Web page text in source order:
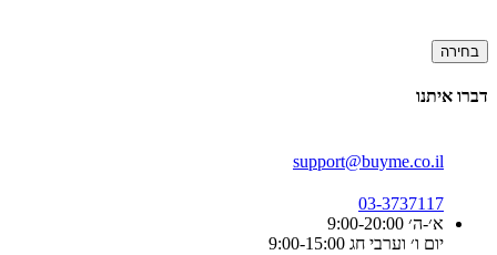
בחירה
דברו איתנו
support@buyme.co.il
03-3737117
א׳-ה׳ 9:00-20:00
יום ו׳ וערבי חג 9:00-15:00